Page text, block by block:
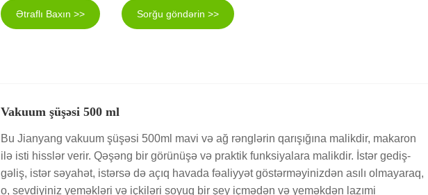
Ətraflı Baxın >> Sorğu göndərin >>
Vakuum şüşəsi 500 ml
Bu Jianyang vakuum şüşəsi 500ml mavi və ağ rənglərin qarışığına malikdir, makaron
ilə isti hisslər verir. Qəşəng bir görünüşə və praktik funksiyalara malikdir. İstər gediş-
gəliş, istər səyahət, istərsə də açıq havada fəaliyyət göstərməyinizdən asılı olmayaraq,
o, sevdiyiniz yeməkləri və içkiləri soyuq bir şey içmədən və yeməkdən lazımi